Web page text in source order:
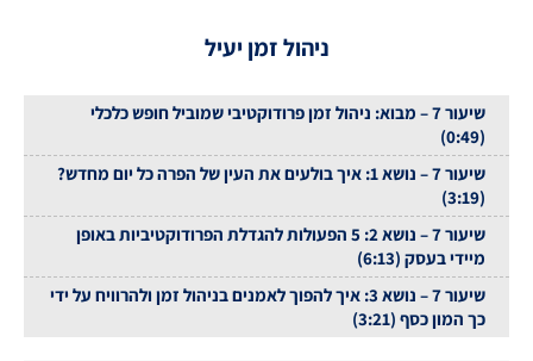
ניהול זמן יעיל
שיעור 7 – מבוא: ניהול זמן פרודוקטיבי שמוביל חופש כלכלי
(0:49)
שיעור 7 – נושא 1: איך בולעים את העין של הפרה כל יום מחדש?
(3:19)
שיעור 7 – נושא 2: 5 הפעולות להגדלת הפרודוקטיביות באופן
מיידי בעסק (6:13)
שיעור 7 – נושא 3: איך להפוך לאמנים בניהול זמן ולהרוויח על ידי
כך המון כסף (3:21)